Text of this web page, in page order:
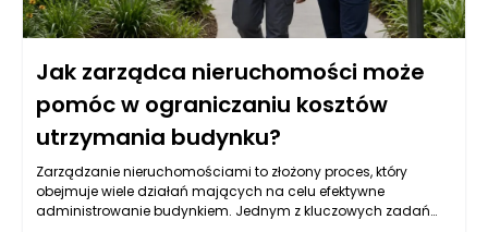
Jak zarządca nieruchomości może
pomóc w ograniczaniu kosztów
utrzymania budynku?
Zarządzanie nieruchomościami to złożony proces, który
obejmuje wiele działań mających na celu efektywne
administrowanie budynkiem. Jednym z kluczowych zadań